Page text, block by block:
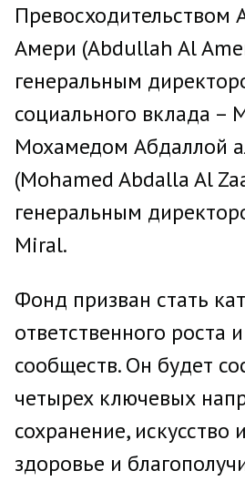
Превосходительством
Амери (Abdullah Al
генеральным
социального вклада –
Мохамедом Абдаллой
(Mohamed Abdalla Al
генеральным
Miral.
Фонд призван стать
ответственного роста
сообществ. Он будет
четырех ключевых
сохранение, искусство
здоровье и